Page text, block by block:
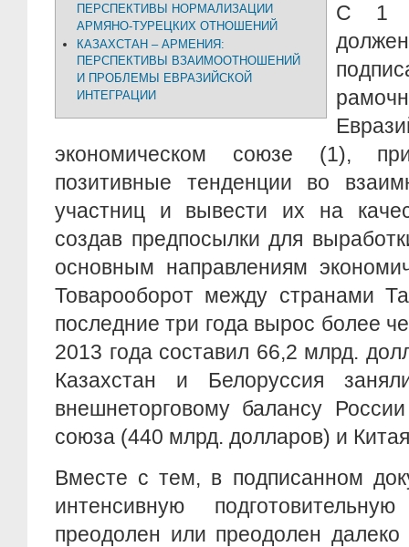
ПЕРСПЕКТИВЫ НОРМАЛИЗАЦИИ
АРМЯНО-ТУРЕЦКИХ ОТНОШЕНИЙ
КАЗАХСТАН – АРМЕНИЯ:
ПЕРСПЕКТИВЫ ВЗАИМООТНОШЕНИЙ
И ПРОБЛЕМЫ ЕВРАЗИЙСКОЙ
ИНТЕГРАЦИИ
С 1
экономическом союзе (1),
позитивные тенденции во
участниц и вывести их на
создав предпосылки для
основным направлениям
Товарооборот между странами
последние три года вырос более
2013 года составил 66,2 млрд.
Казахстан и Белоруссия
внешнеторговому балансу
союза (440 млрд. долларов) и
Вместе с тем, в подписанном
интенсивную
преодолен или преодолен